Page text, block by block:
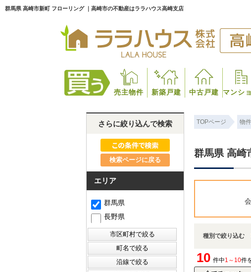
群馬県 高崎市新町 フローリング ｜高崎市の不動産はララハウス高崎支店
売主物件 新築戸建 中古戸建 マンシ
TOPページ 物
群馬県 高崎
種別で絞り込む
10 件中1～10件
さらに絞り込んで検索
検索ページに戻る
エリア
群馬県
長野県